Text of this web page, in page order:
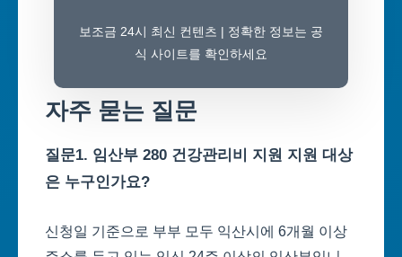
보조금 24시 최신 컨텐츠 | 정확한 정보는 공
식 사이트를 확인하세요
자주 묻는 질문
질문1. 임산부 280 건강관리비 지원 지원 대상
은 누구인가요?
신청일 기준으로 부부 모두 익산시에 6개월 이상